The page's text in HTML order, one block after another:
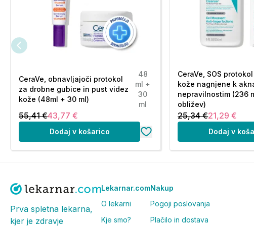
Ne. Formula je brez dišav in brez etanola.
Katere ključne sestavine vsebuje?
Vsebuje 3 esencialne ceramide, ki pomagajo pri obnovi
CeraVe, obnavljajoči protokol
za drobne gubice in pust videz
kože (48ml + 30 ml)
48
ml +
30
ml
55,41 €43,77 €
Dodaj v košarico
CeraVe, SOS
kože nagnjene k
nepravilnostim (236
obližev)
25,34 €21,29 €
Dodaj v
Prva spletna lekarna,
kjer je zdravje
Lekarnar.com
O lekarni
Kje smo?
Nakup
Pogoji poslovanja
Plačilo in dostava